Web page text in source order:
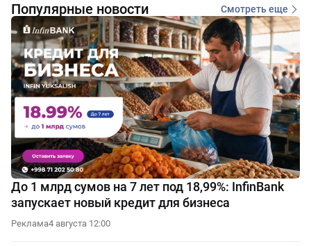
Популярные новости Смотреть еще
До 1 млрд сумов на 7 лет под 18,99%: InfinBank
запускает новый кредит для бизнеса
Реклама4 августа 12:00